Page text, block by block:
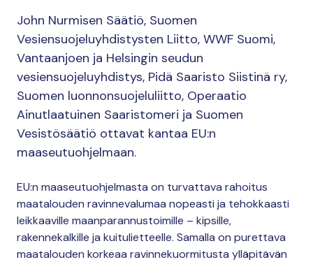
John Nurmisen Säätiö, Suomen
Vesiensuojeluyhdistysten Liitto, WWF Suomi,
Vantaanjoen ja Helsingin seudun
vesiensuojeluyhdistys, Pidä Saaristo Siistinä ry,
Suomen luonnonsuojeluliitto, Operaatio
Ainutlaatuinen Saaristomeri ja Suomen
Vesistösäätiö ottavat kantaa EU:n
maaseutuohjelmaan.
EU:n maaseutuohjelmasta on turvattava rahoitus
maatalouden ravinnevalumaa nopeasti ja tehokkaasti
leikkaaville maanparannustoimille – kipsille,
rakennekalkille ja kuitulietteelle. Samalla on purettava
maatalouden korkeaa ravinnekuormitusta ylläpitävän